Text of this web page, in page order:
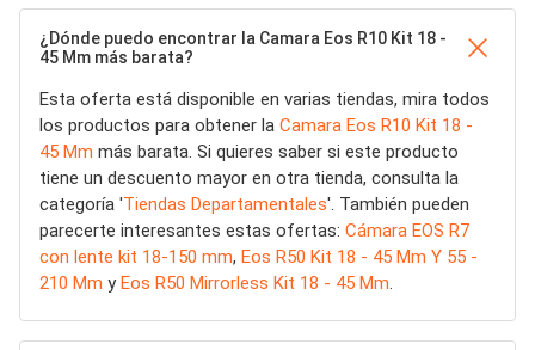
¿Dónde puedo encontrar la Camara Eos R10 Kit 18 -
45 Mm más barata?
Esta oferta está disponible en varias tiendas, mira todos
los productos para obtener la Camara Eos R10 Kit 18 -
45 Mm más barata. Si quieres saber si este producto
tiene un descuento mayor en otra tienda, consulta la
categoría 'Tiendas Departamentales'. También pueden
parecerte interesantes estas ofertas: Cámara EOS R7
con lente kit 18-150 mm, Eos R50 Kit 18 - 45 Mm Y 55 -
210 Mm yEos R50 Mirrorless Kit 18 - 45 Mm